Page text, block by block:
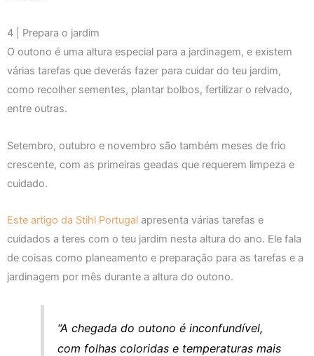
4 | Prepara o jardim
O outono é uma altura especial para a jardinagem, e existem
várias tarefas que deverás fazer para cuidar do teu jardim,
como recolher sementes, plantar bolbos, fertilizar o relvado,
entre outras.
Setembro, outubro e novembro são também meses de frio
crescente, com as primeiras geadas que requerem limpeza e
cuidado.
Este artigo da Stihl Portugal apresenta várias tarefas e
cuidados a teres com o teu jardim nesta altura do ano. Ele fala
de coisas como planeamento e preparação para as tarefas e a
jardinagem por mês durante a altura do outono.
“A chegada do outono é inconfundível,
com folhas coloridas e temperaturas mais